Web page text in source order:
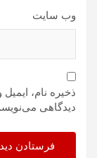
وب‌ سایت
ذخیره نام،
دیدگاهی